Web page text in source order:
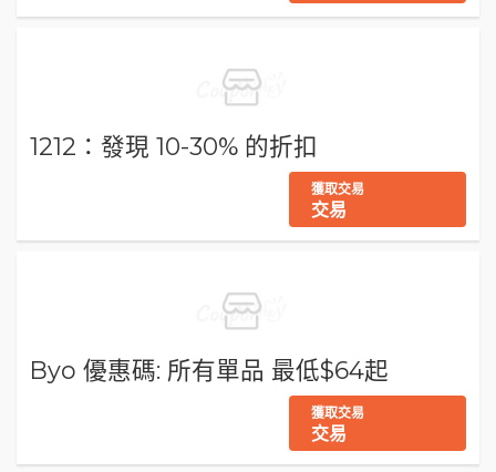
1212：發現 10-30% 的折扣
獲取交易
交易
Byo 優惠碼: 所有單品 最低$64起
獲取交易
交易